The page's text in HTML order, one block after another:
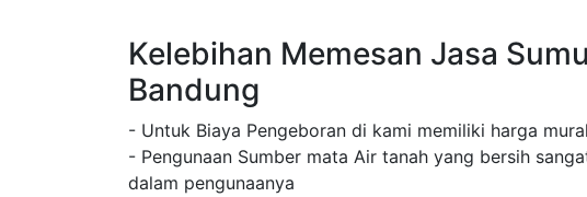
Kelebihan Memesan Jasa
Bandung
- Untuk Biaya Pengeboran di kami memiliki harga
- Pengunaan Sumber mata Air tanah yang bersih
dalam pengunaanya